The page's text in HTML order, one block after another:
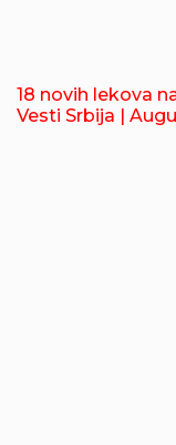
18 novih lekova
Vesti Srbija |